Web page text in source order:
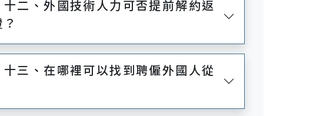
二、外國技術人力可否提前解約返
三、在哪裡可以找到聘僱外國人從